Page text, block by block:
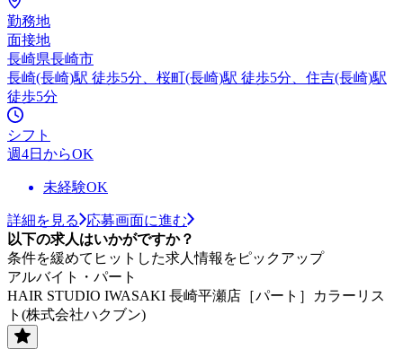
勤務地
面接地
長崎県長崎市
長崎(長崎)駅 徒歩5分、桜町(長崎)駅 徒歩5分、住吉(長崎)駅
徒歩5分
シフト
週4日からOK
未経験OK
詳細を見る
応募画面に進む
以下の求人はいかがですか？
条件を緩めてヒットした求人情報をピックアップ
アルバイト・パート
HAIR STUDIO IWASAKI 長崎平瀬店［パート］カラーリス
ト(株式会社ハクブン)